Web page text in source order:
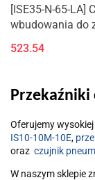
[ISE35-N-65-LA]
wbudowania do
523.54
Przekaźniki
Oferujemy
IS10-10M-10E,
oraz czujnik
W naszym sklepie